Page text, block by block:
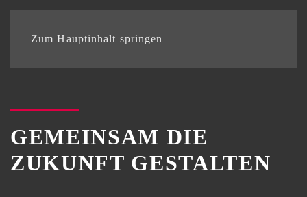
Zum Hauptinhalt springen
GEMEINSAM DIE
ZUKUNFT GESTALTEN